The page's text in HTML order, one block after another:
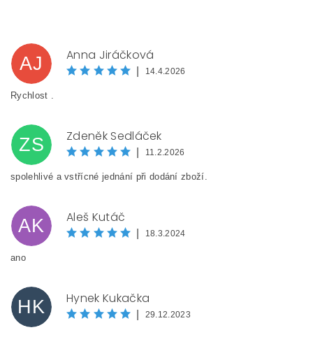
Vložením hodnocení souhlasíte s
osobních údajů
BEZPEČNOSTNÍ KONTROLA
Opište text z obrázku
AJ Anna Jiráčková
14.4.2026
Rychlost .
ZS Zdeněk Sedláček
11.2.2026
spolehlivé a vstřícné jednání při dodání zboží.
AK Aleš Kutáč
18.3.2024
ano
HK Hynek Kukačka
29.12.2023